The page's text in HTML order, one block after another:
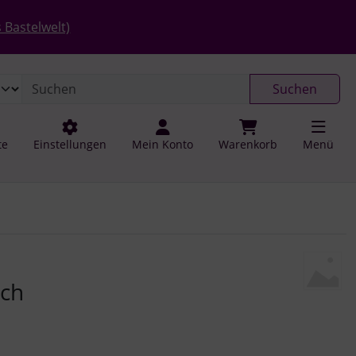
Bastelwelt)
Suchen
Einstellungen Mein Konto Warenkorb Menü
Zum Vergrößern klicken Sie auf das Bild.